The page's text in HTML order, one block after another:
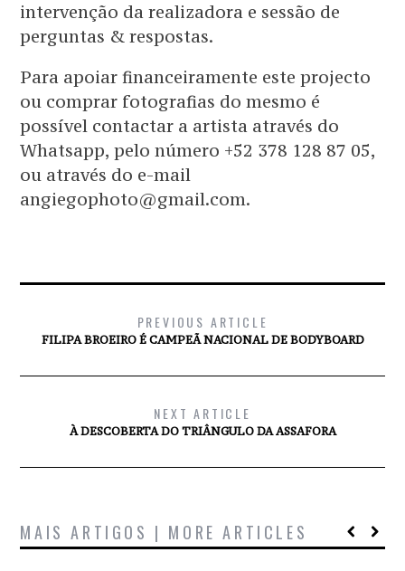
intervenção da realizadora e sessão de
perguntas & respostas.
Para apoiar financeiramente este projecto
ou comprar fotografias do mesmo é
possível contactar a artista através do
Whatsapp, pelo número +52 378 128 87 05,
ou através do e-mail
angiegophoto@gmail.com.
PREVIOUS ARTICLE
FILIPA BROEIRO É CAMPEÃ NACIONAL DE BODYBOARD
NEXT ARTICLE
À DESCOBERTA DO TRIÂNGULO DA ASSAFORA
MAIS ARTIGOS | MORE ARTICLES